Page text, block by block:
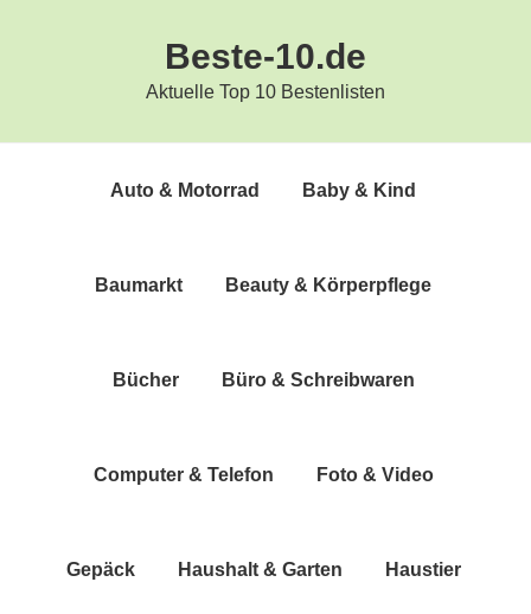
Beste-10.de
Aktuelle Top 10 Bestenlisten
Auto & Motorrad Baby & Kind
Bau­markt Beau­ty & Körperpflege
Bücher Büro & Schreibwaren
Com­pu­ter & Telefon Foto & Video
Gepäck Haus­halt & Garten Haus­tier